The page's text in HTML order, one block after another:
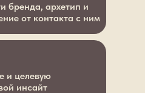
и целевую
инсайт
бренда, архетип и
от контакта с ним